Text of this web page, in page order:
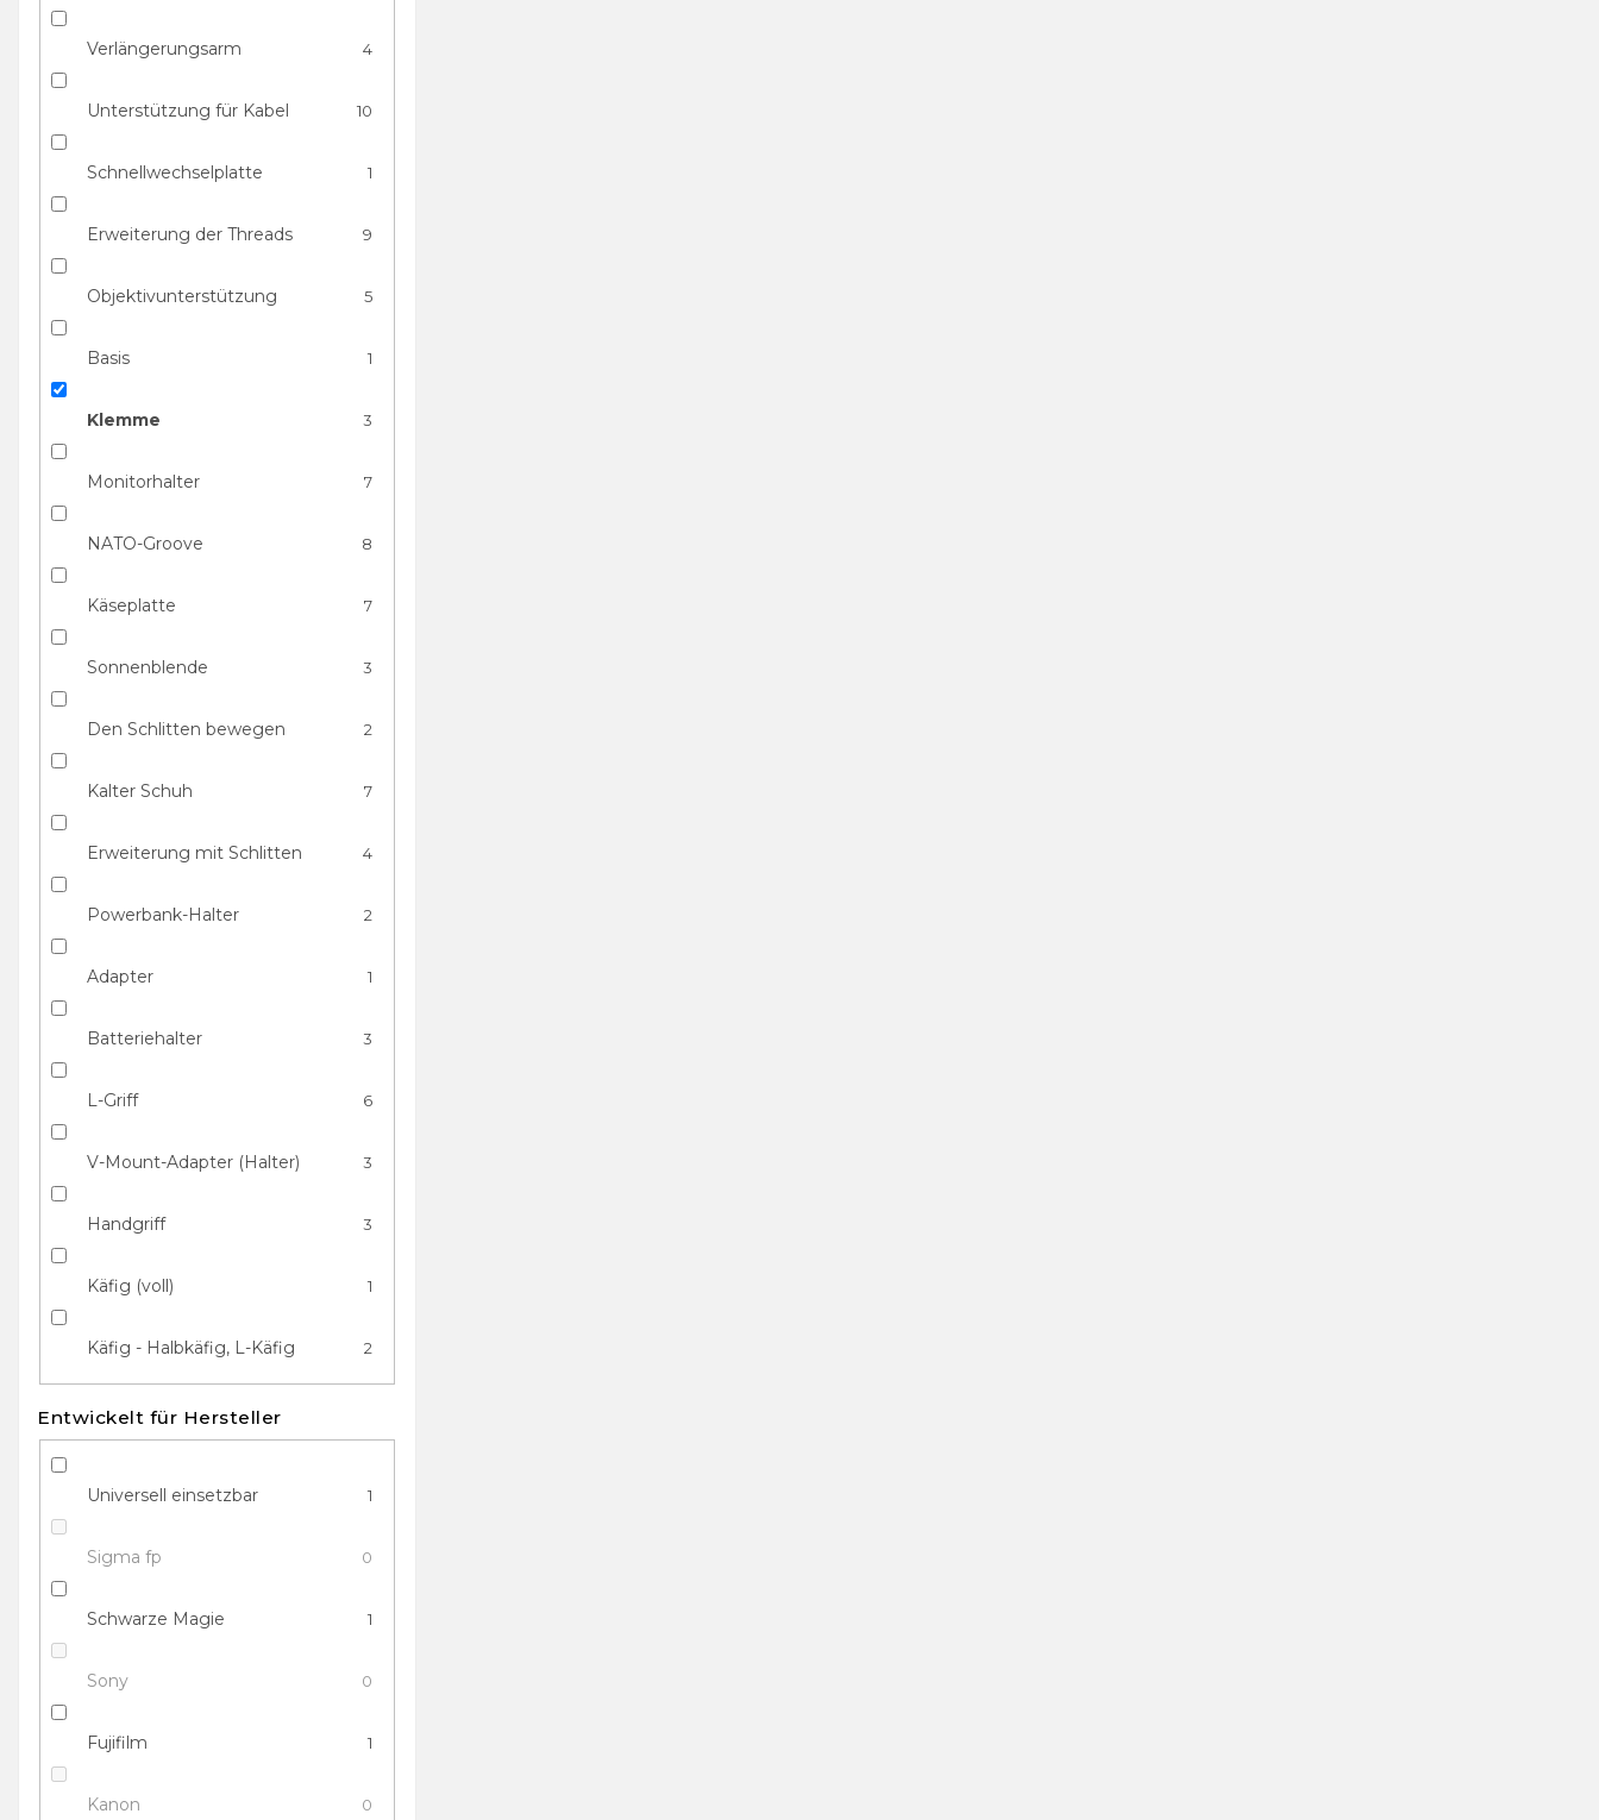
Verlängerungsarm 4
Unterstützung für Kabel 10
Schnellwechselplatte 1
Erweiterung der Threads 9
Objektivunterstützung 5
Basis 1
Klemme 3
Monitorhalter 7
NATO-Groove 8
Käseplatte 7
Sonnenblende 3
Den Schlitten bewegen 2
Kalter Schuh 7
Erweiterung mit Schlitten 4
Powerbank-Halter 2
Adapter 1
Batteriehalter 3
L-Griff 6
V-Mount-Adapter (Halter) 3
Handgriff 3
Käfig (voll) 1
Käfig - Halbkäfig, L-Käfig 2
Entwickelt für Hersteller
Universell einsetzbar 1
Sigma fp 0
Schwarze Magie 1
Sony 0
Fujifilm 1
Kanon 0